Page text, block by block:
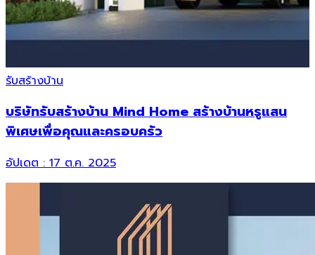
รับสร้างบ้าน
บริษัทรับสร้างบ้าน Mind Home สร้างบ้านหรูแสน
พิเศษเพื่อคุณและครอบครัว
อัปเดต :17 ต.ค. 2025